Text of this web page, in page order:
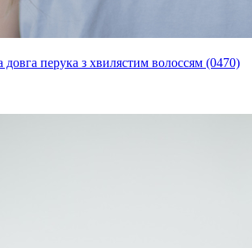
довга перука з хвилястим волоссям (0470)